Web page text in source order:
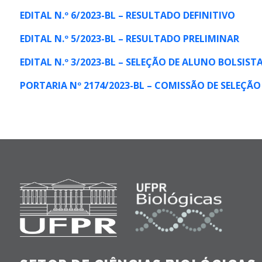
EDITAL N.º 6/2023-BL – RESULTADO DEFINITIVO
EDITAL N.º 5/2023-BL – RESULTADO PRELIMINAR
EDITAL N.º 3/2023-BL – SELEÇÃO DE ALUNO
PORTARIA Nº 2174/2023-BL – COMISSÃO DE SELEÇÃO